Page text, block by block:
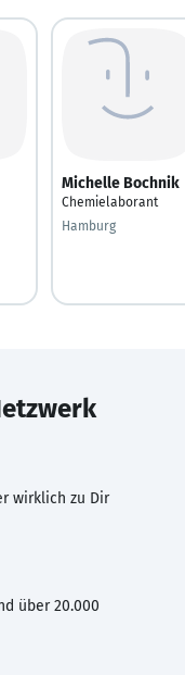
Michelle Bochnik
Chemielaborant
Hamburg
wirklich zu Dir
über 20.000